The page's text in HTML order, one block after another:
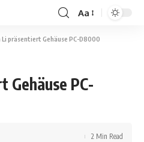
Aa
Li präsentiert Gehäuse PC-D8000
Gehäuse PC-
2 Min Read